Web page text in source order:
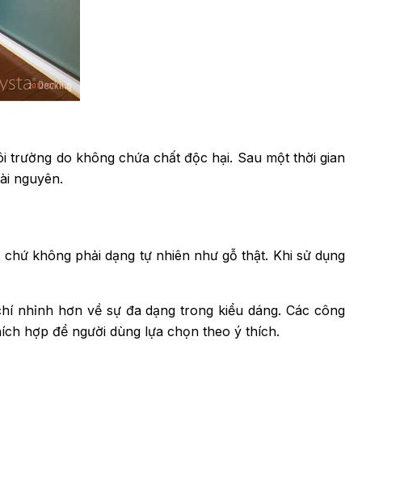
do không chứa chất độc hại. Sau một thời gian
nguyên.
không phải dạng tự nhiên như gỗ thật. Khi sử dụng
nhỉnh hơn về sự đa dạng trong kiểu dáng. Các công
hợp để người dùng lựa chọn theo ý thích.